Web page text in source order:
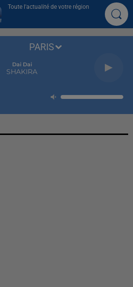
Toute l'actualité de votre région
Dai Dai
SHAKIRA
PARIS